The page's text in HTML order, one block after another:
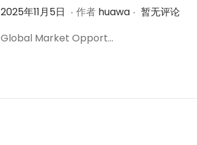
作
2025年11月5日 2
2
. 作者 huawa . 暂无评论
Global Market Opport…